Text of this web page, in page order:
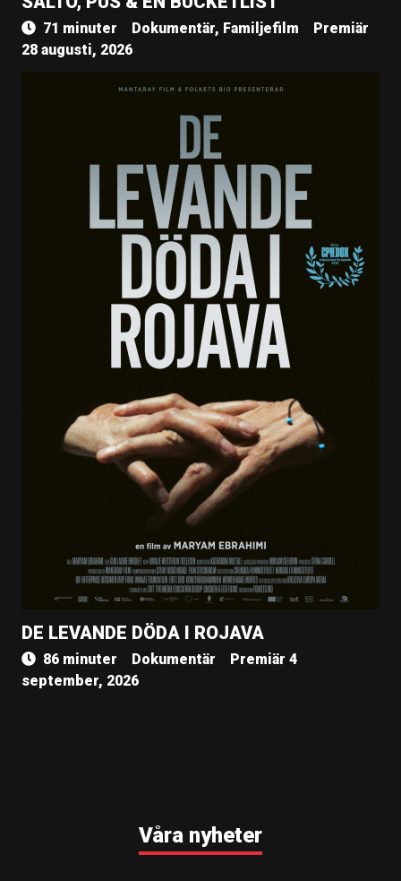
71 minuter Dokumentär, Familjefilm
Premiär
28 augusti, 2026
DE LEVANDE DÖDA I ROJAVA
86 minuter Dokumentär
Premiär 4
september, 2026
Våra nyheter